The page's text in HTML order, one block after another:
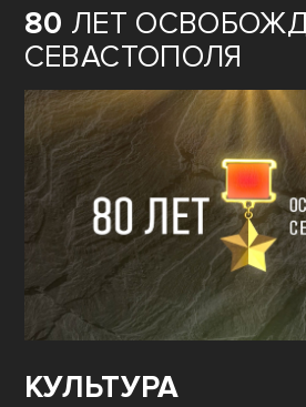
80 ЛЕТ
СЕВАСТОПОЛЯ
КУЛЬТУРА